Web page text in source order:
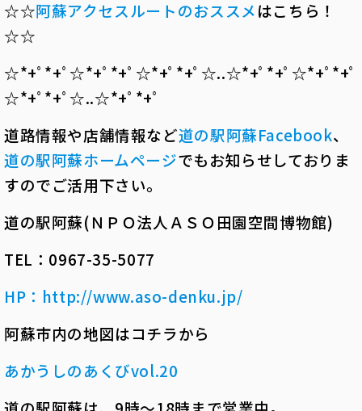
☆☆阿蘇アクセスルートのおススメはこちら！
☆☆
☆*+ﾟ*+ﾟ☆*+ﾟ*+ﾟ☆*+ﾟ*+ﾟ☆..☆*+ﾟ*+ﾟ☆*+ﾟ*+ﾟ
☆*+ﾟ*+ﾟ☆..☆*+ﾟ*+ﾟ
道路情報や店舗情報など道の駅阿蘇Facebook、
道の駅阿蘇ホームページでもお知らせしておりま
すのでご活用下さい。
道の駅阿蘇(ＮＰＯ法人ＡＳＯ田園空間博物館)
TEL：0967-35-5077
HP ： http://www.aso-denku.jp/
阿蘇市内の地図はコチラから
あかうしのあくびvol.20